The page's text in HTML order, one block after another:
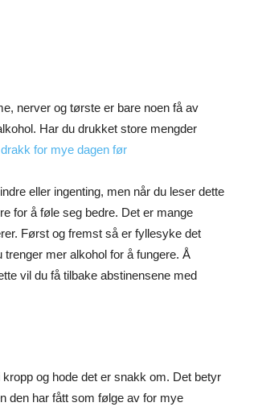
nerver og tørste er bare noen få av
Har du drukket store mengder
for mye dagen før
eller ingenting, men når du leser dette
for å føle seg bedre. Det er mange
Først og fremst så er fyllesyke det
mer alkohol for å fungere. Å
vil du få tilbake abstinensene med
og hode det er snakk om. Det betyr
den har fått som følge av for mye